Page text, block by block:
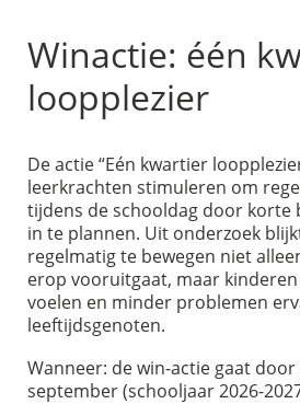
Winactie: één
loopplezier
De actie “Eén kwartier
leerkrachten stimuleren om
tijdens de schooldag door korte
in te plannen. Uit onderzoek
regelmatig te bewegen niet
erop vooruitgaat, maar
voelen en minder problemen
leeftijdsgenoten.
Wanneer: de win-actie gaat
september (schooljaar 2026-